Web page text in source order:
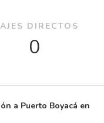
DIRECTOS
0
a Puerto Boyacá en